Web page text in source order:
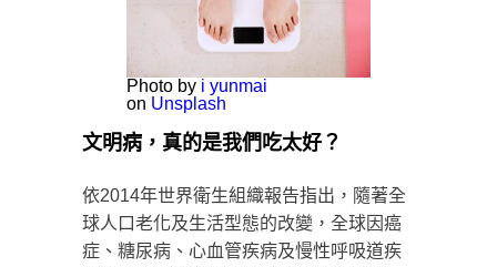
Photo by i yunmai
on Unsplash
文明病，真的是我們吃太好？
依2014年世界衛生組織報告指出，隨著全
球人口老化及生活型態的改變，全球因癌
症、糖尿病、心血管疾病及慢性呼吸道疾